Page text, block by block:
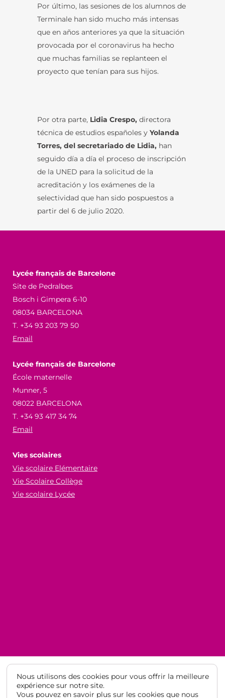
Por último, las sesiones de los alumnos de
Terminale han sido mucho más intensas
que en años anteriores ya que la situación
provocada por el coronavirus ha hecho
que muchas familias se replanteen el
proyecto que tenían para sus hijos.
Por otra parte, Lidia Crespo, directora
técnica de estudios españoles y Yolanda
Torres, del secretariado de Lidia, han
seguido día a día el proceso de inscripción
de la UNED para la solicitud de la
acreditación y los exámenes de la
selectividad que han sido pospuestos a
partir del 6 de julio 2020.
Lycée français de Barcelone
Site de Pedralbes
Bosch i Gimpera 6-10
08034 BARCELONA
T. +34 93 203 79 50
Email
Lycée français de Barcelone
École maternelle
Munner, 5
08022 BARCELONA
T. +34 93 417 34 74
Email
Vies scolaires
Vie scolaire Elémentaire
Vie Scolaire Collège
Vie scolaire Lycée
Nous utilisons des cookies pour vous offrir la meilleure
expérience sur notre site.
Vous pouvez en savoir plus sur les cookies que nous